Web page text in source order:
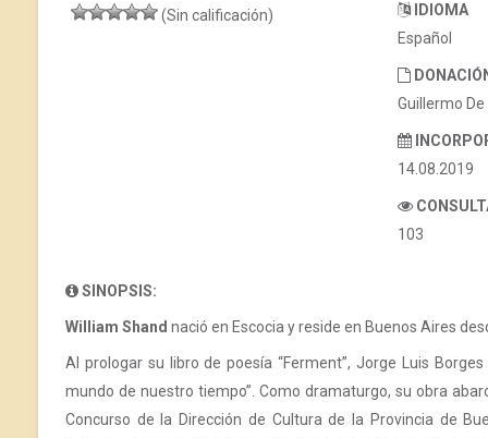
(Sin calificación)
IDIOMA
Español
Guillermo
14.08.2019
103
SINOPSIS:
William Shand nació en Escocia y reside en Buenos Aires
Al prologar su libro de poesía “Ferment”, Jorge Luis
mundo de nuestro tiempo”. Como dramaturgo, su obra
Concurso de la Dirección de Cultura de la Provincia de